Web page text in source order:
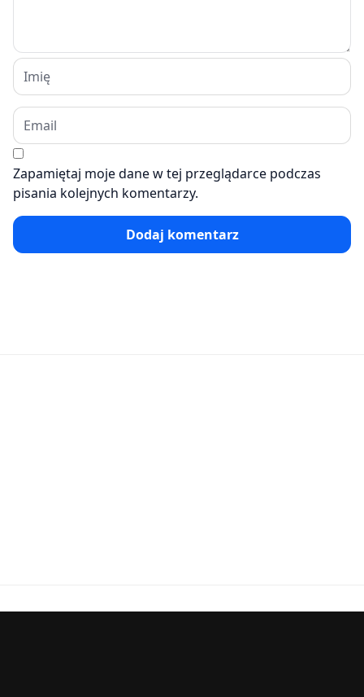
Zapamiętaj moje dane w tej przeglądarce podczas
pisania kolejnych komentarzy.
Dodaj komentarz